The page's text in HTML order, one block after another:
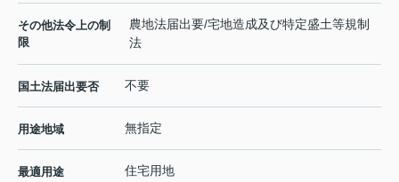
その他法令上の制
限
農地法届出要/宅地造成及び特定盛土等規制
法
国土法届出要否 不要
用途地域 無指定
最適用途 住宅用地